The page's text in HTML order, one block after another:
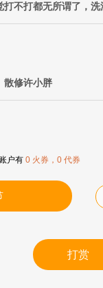
不打都无所谓了，洗
散修许小胖
户有 0 火券，0 代券
打赏